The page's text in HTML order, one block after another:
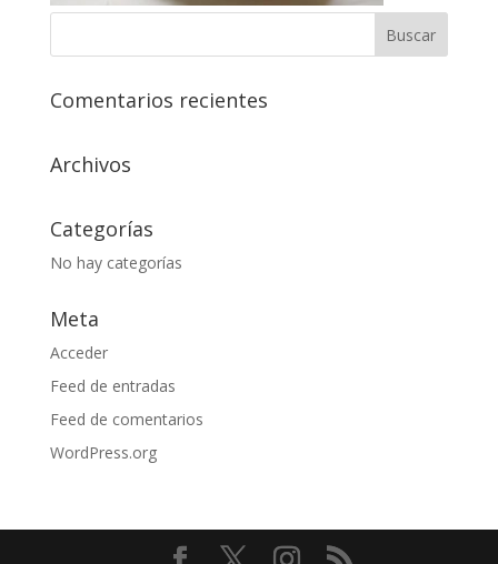
Comentarios recientes
Archivos
Categorías
No hay categorías
Meta
Acceder
Feed de entradas
Feed de comentarios
WordPress.org